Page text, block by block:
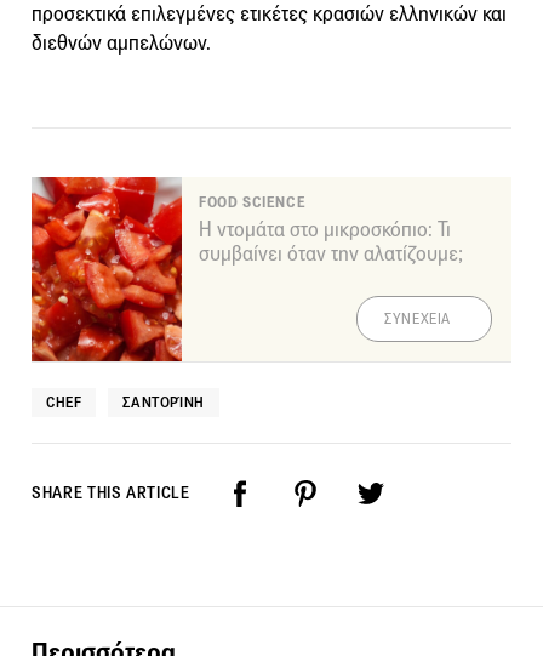
προσεκτικά επιλεγμένες ετικέτες κρασιών ελληνικών και
διεθνών αμπελώνων.
FOOD SCIENCE
Η ντομάτα στο μικροσκόπιο: Τι
συμβαίνει όταν την αλατίζουμε;
ΣΥΝΕΧΕΙΑ
CHEF ΣΑΝΤΟΡΊΝΗ
SHARE THIS ARTICLE